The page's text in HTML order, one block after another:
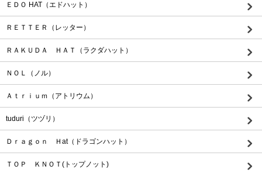
ＥＤＯ HAT（エドハット）
ＲＥＴＴＥＲ（レッター）
ＲＡＫＵＤＡ ＨＡＴ（ラクダハット）
ＮＯＬ（ノル）
Ａｔｒｉｕｍ（アトリウム）
tuduri（ツヅリ）
Ｄｒａｇｏｎ Ｈat（ドラゴンハット）
ＴＯＰ ＫＮＯＴ(トップノット)